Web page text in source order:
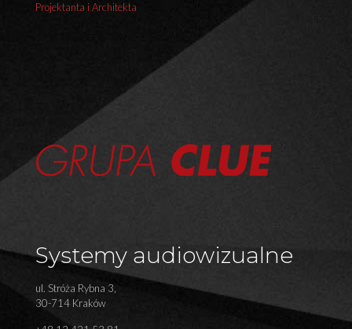
Projektanta i Architekta
Systemy audiowizualne
ul. Stróża Rybna 3,
30-714 Kraków